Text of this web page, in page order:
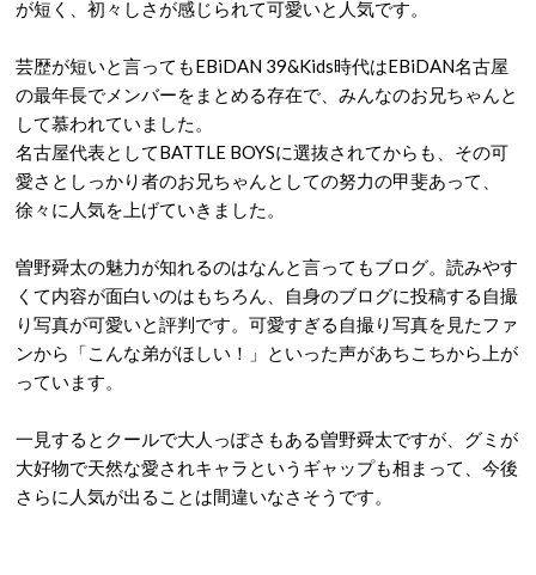
が短く、初々しさが感じられて可愛いと人気です。
芸歴が短いと言ってもEBiDAN 39&Kids時代はEBiDAN名古屋
の最年長でメンバーをまとめる存在で、みんなのお兄ちゃんと
して慕われていました。
名古屋代表としてBATTLE BOYSに選抜されてからも、その可
愛さとしっかり者のお兄ちゃんとしての努力の甲斐あって、
徐々に人気を上げていきました。
曽野舜太の魅力が知れるのはなんと言ってもブログ。読みやす
くて内容が面白いのはもちろん、自身のブログに投稿する自撮
り写真が可愛いと評判です。可愛すぎる自撮り写真を見たファ
ンから「こんな弟がほしい！」といった声があちこちから上が
っています。
一見するとクールで大人っぽさもある曽野舜太ですが、グミが
大好物で天然な愛されキャラというギャップも相まって、今後
さらに人気が出ることは間違いなさそうです。